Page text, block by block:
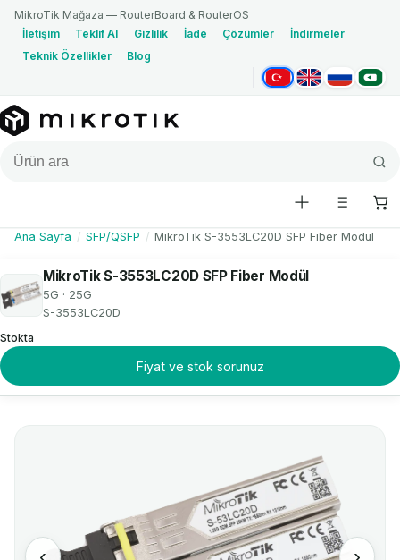
MikroTik Mağaza — RouterBoard & RouterOS
İletişim
Teklif Al Gizlilik İade Çözümler
İndirmeler
Teknik Özellikler
Blog
TürkçeEnglishРусскийالعربية
Ana Sayfa / SFP/QSFP / MikroTik S-3553LC20D SFP Fiber Modül
MikroTik S-3553LC20D SFP Fiber Modül
5G · 25G
S-3553LC20D
Stokta
Fiyat ve stok sorunuz